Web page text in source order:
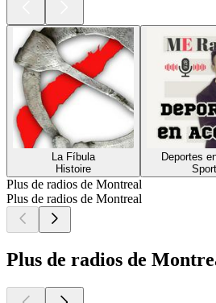
La Fíbula
Histoire
Deportes
Plus de radios de Montreal
Plus de radios de Montreal
Plus de radios de